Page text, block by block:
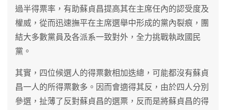
過半得票率，有助蘇貞昌提高其在主席任內的認受度及
權威，從而迅速撫平在主席選舉中形成的黨內裂痕，團
結大多數黨員及各派系一致對外，全力挑戰執政國民
黨。
其實，四位候選人的得票數相加迭總，可能都沒有蘇貞
昌一人的所得票數多。因而會適得其反，由於四人分別
參選，扯薄了反對蘇貞昌的選票，反而是將蘇貞昌的得